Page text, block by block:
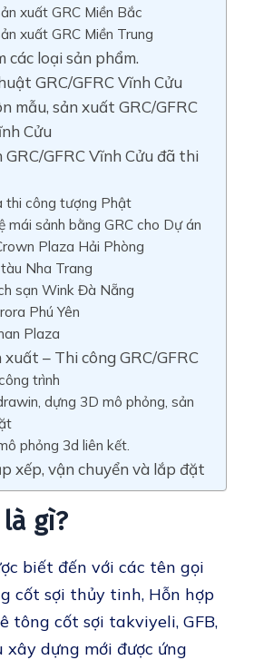
xuất GRC Miền Bắc
xuất GRC Miền Trung
các loại sản phẩm.
GRC/GFRC Vĩnh Cửu
mẫu, sản xuất GRC/GFRC
Cửu
GFRC Vĩnh Cửu đã thi
thi công tượng Phật
mái sảnh bằng GRC cho Dự án
Plaza Hải Phòng
Nha Trang
sạn Wink Đà Nẵng
Phú Yên
Plaza
– Thi công GRC/GFRC
trình
dựng 3D mô phỏng, sản
phỏng 3d liên kết.
xếp, vận chuyển và lắp đặt
là gì?
biết đến với các tên gọi
cốt sợi thủy tinh, Hỗn hợp
tông cốt sợi takviyeli, GFB,
xây dựng mới được ứng